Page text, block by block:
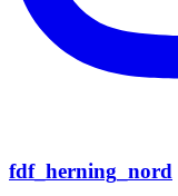
fdf_herning_nord